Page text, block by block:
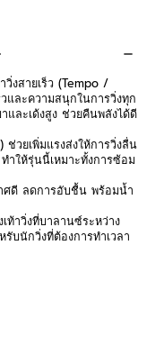
งสายเร็ว (Tempo /
และความสนุกในการวิ่งทุก
และเด้งสูง ช่วยคืนพลังได้ดี
วยเพิ่มแรงส่งให้การวิ่งลื่น
ำให้รุ่นนี้เหมาะทั้งการซ้อม
ศดี ลดการอับชื้น พร้อมน้ำ
ท้าวิ่งที่บาลานซ์ระหว่าง
บนักวิ่งที่ต้องการทำเวลา